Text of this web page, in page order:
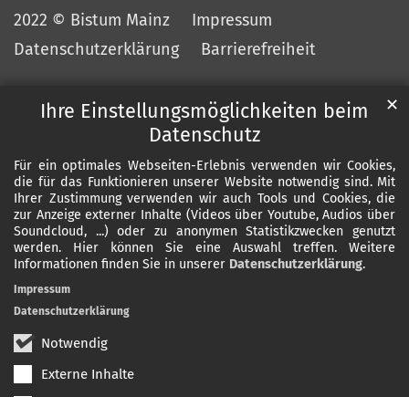
Ihre Einstellungsmöglichkeiten beim
Datenschutz
Für ein optimales Webseiten-Erlebnis verwenden wir Cookies,
die für das Funktionieren unserer Website notwendig sind. Mit
Ihrer Zustimmung verwenden wir auch Tools und Cookies, die
zur Anzeige externer Inhalte (Videos über Youtube, Audios über
Soundcloud, ...) oder zu anonymen Statistikzwecken genutzt
werden. Hier können Sie eine Auswahl treffen. Weitere
Informationen finden Sie in unserer Datenschutzerklärung.
Notwendig
Externe Inhalte
✕
Impressum
Datenschutzerklärung
2022 © Bistum Mainz
Impressum
Datenschutzerklärung
Barrierefreiheit